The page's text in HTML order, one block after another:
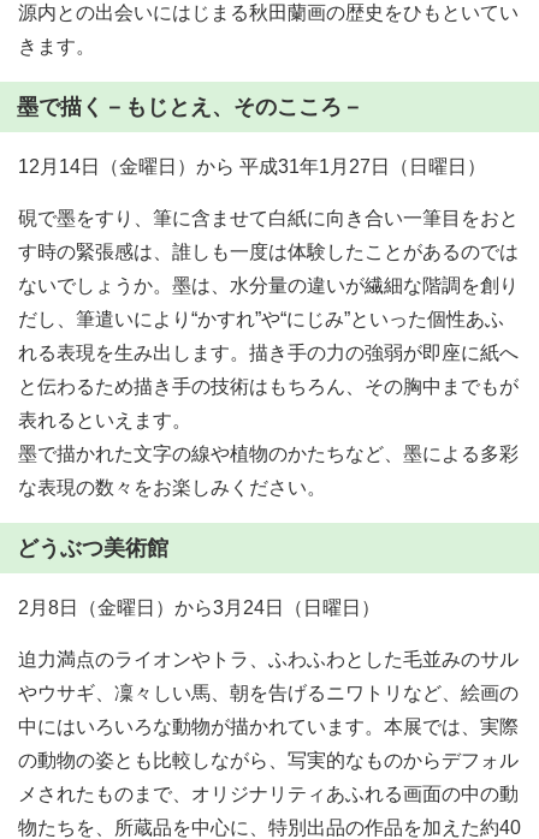
源内との出会いにはじまる秋田蘭画の歴史をひもといてい
きます。
墨で描く－もじとえ、そのこころ－
12月14日（金曜日）から 平成31年1月27日（日曜日）
硯で墨をすり、筆に含ませて白紙に向き合い一筆目をおと
す時の緊張感は、誰しも一度は体験したことがあるのでは
ないでしょうか。墨は、水分量の違いが繊細な階調を創り
だし、筆遣いにより“かすれ”や“にじみ”といった個性あふ
れる表現を生み出します。描き手の力の強弱が即座に紙へ
と伝わるため描き手の技術はもちろん、その胸中までもが
表れるといえます。
墨で描かれた文字の線や植物のかたちなど、墨による多彩
な表現の数々をお楽しみください。
どうぶつ美術館
2月8日（金曜日）から3月24日（日曜日）
迫力満点のライオンやトラ、ふわふわとした毛並みのサル
やウサギ、凜々しい馬、朝を告げるニワトリなど、絵画の
中にはいろいろな動物が描かれています。本展では、実際
の動物の姿とも比較しながら、写実的なものからデフォル
メされたものまで、オリジナリティあふれる画面の中の動
物たちを、所蔵品を中心に、特別出品の作品を加えた約40